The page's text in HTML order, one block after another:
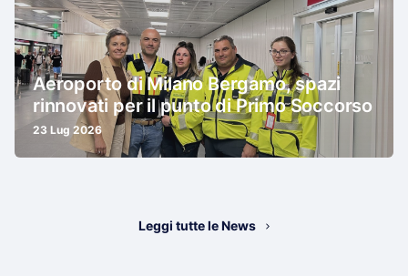
Aeroporto di Milano Bergamo, spazi
rinnovati per il punto di Primo Soccorso
23 Lug 2026
Leggi tutte le News